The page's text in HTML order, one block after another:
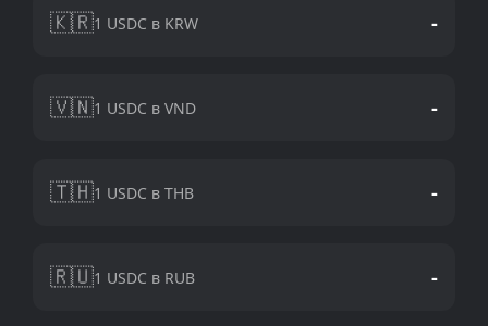
🇰🇷1 USDC в KRW -
🇻🇳1 USDC в VND -
🇹🇭1 USDC в THB -
🇷🇺1 USDC в RUB -